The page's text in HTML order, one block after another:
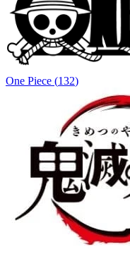
One Piece (132)